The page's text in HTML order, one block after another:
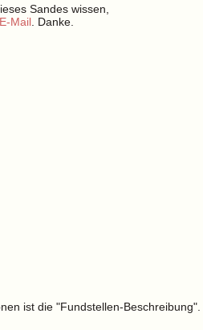
Sandes wissen,
E-Mail . Danke.
ist die "Fundstellen-